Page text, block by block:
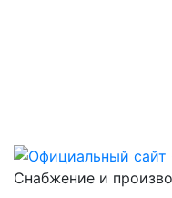
Снабжение и